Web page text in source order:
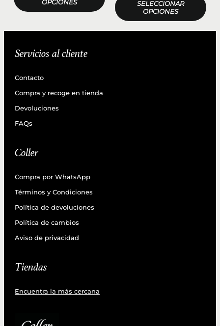
OPCIONES
SELECCIONAR
OPCIONES
Servicios al cliente
Contacto
Compra y recoge en tienda
Devoluciones
FAQs
Coller
Compra por WhatsApp
Términos y Condiciones
Política de devoluciones
Política de cambios
Aviso de privacidad
Tiendas
Encuentra la más cercana